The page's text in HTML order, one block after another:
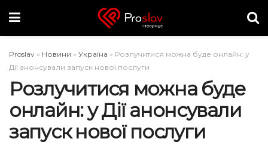
Proslav » Новини » Україна » Розлучитися можна буде онлайн: у
Дії анонсували запуск нової послуги
Розлучитися можна буде
онлайн: у Дії анонсували
запуск нової послуги